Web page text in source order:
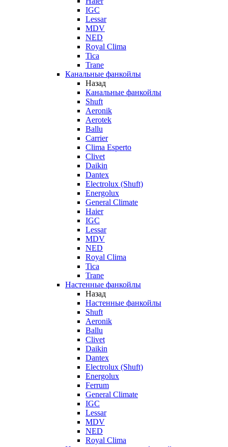
IGC
Lessar
MDV
NED
Royal Clima
Tica
Trane
Канальные фанкойлы
Назад
Канальные фанкойлы
Shuft
Aeronik
Aerotek
Ballu
Carrier
Clima Esperto
Clivet
Daikin
Dantex
Electrolux (Shuft)
Energolux
General Climate
Haier
IGC
Lessar
MDV
NED
Royal Clima
Tica
Trane
Настенные фанкойлы
Назад
Настенные фанкойлы
Shuft
Aeronik
Ballu
Clivet
Daikin
Dantex
Electrolux (Shuft)
Energolux
Ferrum
General Climate
IGC
Lessar
MDV
NED
Royal Clima